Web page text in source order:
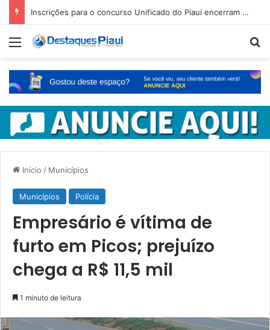
Inscrições para o concurso Unificado do Piauí encerram amanhã
Menu
Início / Municípios
Municípios Polícia
Empresário é vítima de
furto em Picos; prejuízo
chega a R$ 11,5 mil
1 minuto de leitura